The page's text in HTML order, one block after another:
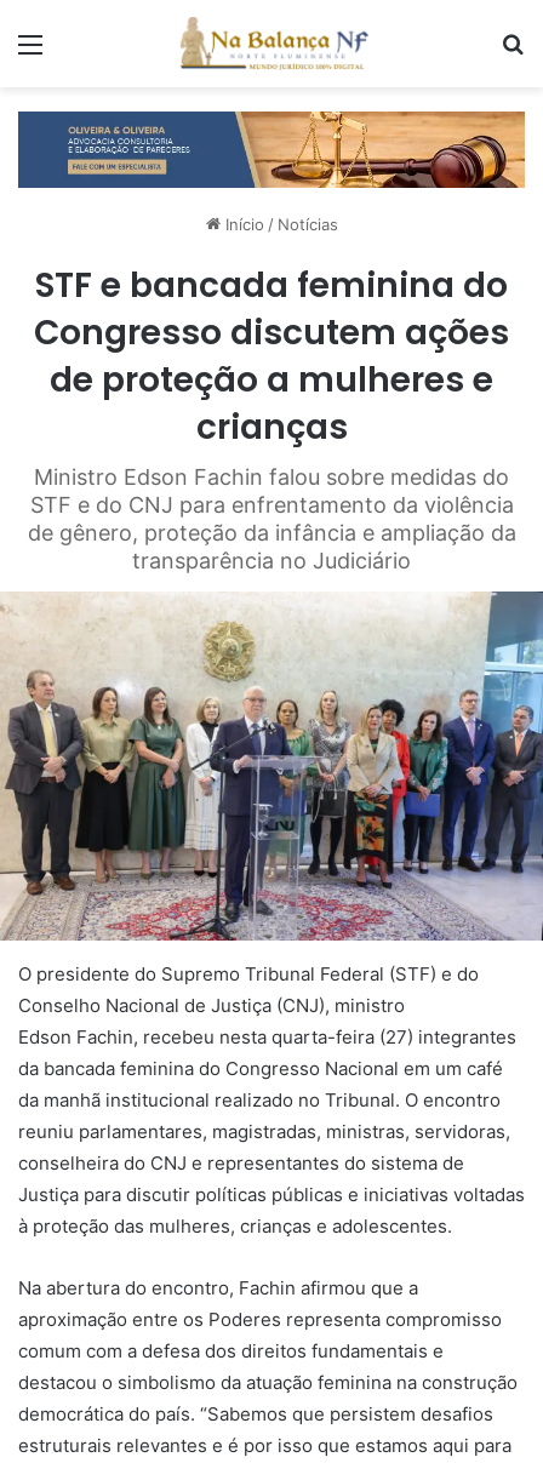
Início / Notícias
STF e bancada feminina do
Congresso discutem ações
de proteção a mulheres e
crianças
Ministro Edson Fachin falou sobre medidas do
STF e do CNJ para enfrentamento da violência
de gênero, proteção da infância e ampliação da
transparência no Judiciário
O presidente do Supremo Tribunal Federal (STF) e do
Conselho Nacional de Justiça (CNJ), ministro
Edson Fachin, recebeu nesta quarta-feira (27) integrantes
da bancada feminina do Congresso Nacional em um café
da manhã institucional realizado no Tribunal. O encontro
reuniu parlamentares, magistradas, ministras, servidoras,
conselheira do CNJ e representantes do sistema de
Justiça para discutir políticas públicas e iniciativas voltadas
à proteção das mulheres, crianças e adolescentes.
Na abertura do encontro, Fachin afirmou que a
aproximação entre os Poderes representa compromisso
comum com a defesa dos direitos fundamentais e
destacou o simbolismo da atuação feminina na construção
democrática do país. “Sabemos que persistem desafios
estruturais relevantes e é por isso que estamos aqui para